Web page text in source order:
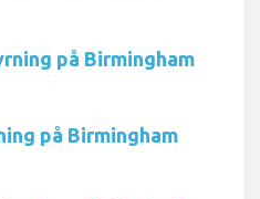
på Birmingham
på Birmingham